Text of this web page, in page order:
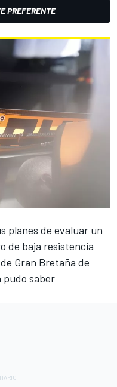
PREFERENTE
planes de evaluar un
de baja resistencia
Gran Bretaña de
pudo saber